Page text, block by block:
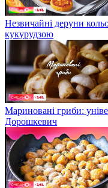
Незвичайні деруни
кукурудзою
Мариновані гриби:
Дорошкевич